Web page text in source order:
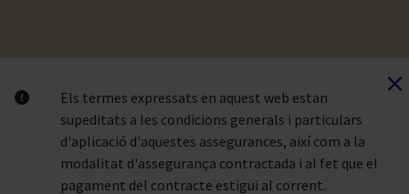
Els termes expressats en aquest web estan
supeditats a les condicions generals i particulars
d'aplicació d'aquestes assegurances, així com a la
modalitat d'assegurança contractada i al fet que el
pagament del contracte estigui al corrent.